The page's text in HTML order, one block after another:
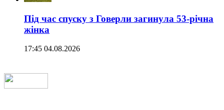
Під час спуску з Говерли загинула 53-річна
жінка
17:45 04.08.2026